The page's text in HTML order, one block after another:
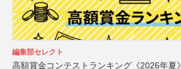
編集部セレクト
高額賞金コンテストランキング《2026年夏》